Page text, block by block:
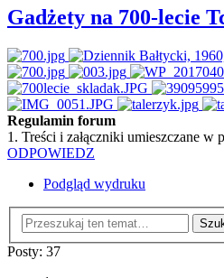
Gadżety na 700-lecie
Regulamin forum
1. Treści i załączniki umieszczane
ODPOWIEDZ
Podgląd wydruku
Posty: 37